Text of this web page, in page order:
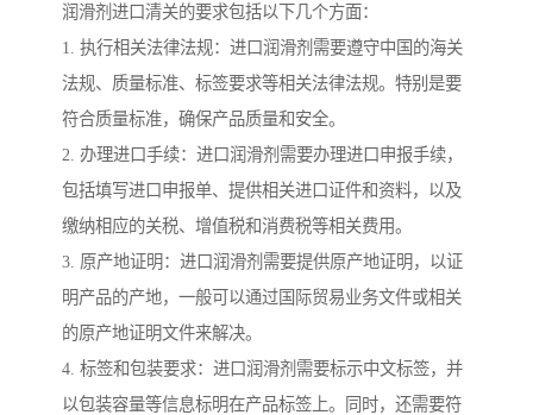
润滑剂进口清关的要求包括以下几个方面：
1. 执行相关法律法规：进口润滑剂需要遵守中国的海关
法规、质量标准、标签要求等相关法律法规。特别是要
符合质量标准，确保产品质量和安全。
2. 办理进口手续：进口润滑剂需要办理进口申报手续，
包括填写进口申报单、提供相关进口证件和资料，以及
缴纳相应的关税、增值税和消费税等相关费用。
3. 原产地证明：进口润滑剂需要提供原产地证明，以证
明产品的产地，一般可以通过国际贸易业务文件或相关
的原产地证明文件来解决。
4. 标签和包装要求：进口润滑剂需要标示中文标签，并
以包装容量等信息标明在产品标签上。同时，还需要符